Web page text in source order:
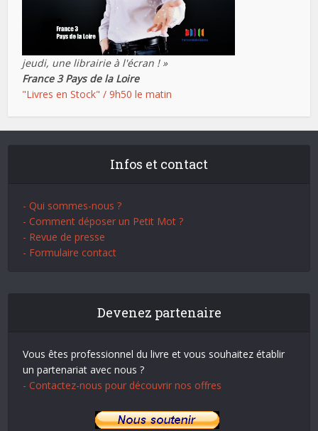
jeudi, une librairie à l'écran ! »
France 3 Pays de la Loire
"Livres en Stock" / 9h50 le matin
Infos et contact
- Qui sommes-nous ?
- Comment déposer un Petit Mot ?
- Revue de presse
- Formulaire contact
Devenez partenaire
Vous êtes professionnel du livre et vous souhaitez établir
un partenariat avec nous ?
- Contactez-nous pour découvrir nos offres